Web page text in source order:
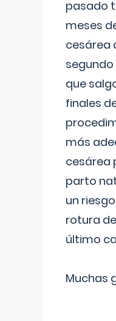
pasado
meses
cesárea
que
finales
más
cesárea
parto
un
rotura
último
Muchas